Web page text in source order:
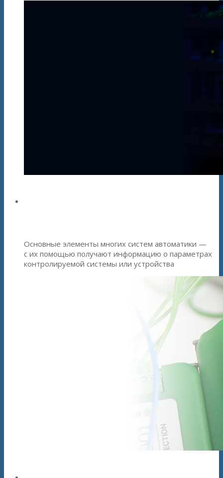
Основные элементы многих систем автоматики —
с их помощью получают информацию о параметрах
контролируемой системы или устройства